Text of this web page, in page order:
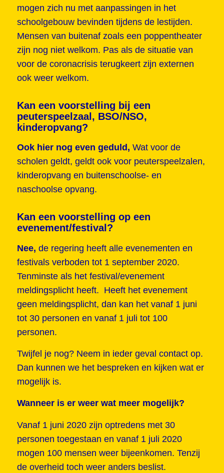
mogen zich nu met aanpassingen in het
schoolgebouw bevinden tijdens de lestijden.
Mensen van buitenaf zoals een poppentheater
zijn nog niet welkom. Pas als de situatie van
voor de coronacrisis terugkeert zijn externen
ook weer welkom.
Kan een voorstelling bij een
peuterspeelzaal, BSO/NSO,
kinderopvang?
Ook hier nog even geduld, Wat voor de
scholen geldt, geldt ook voor peuterspeelzalen,
kinderopvang en buitenschoolse- en
naschoolse opvang.
Kan een voorstelling op een
evenement/festival?
Nee, de regering heeft alle evenementen en
festivals verboden tot 1 september 2020.
Tenminste als het festival/evenement
meldingsplicht heeft. Heeft het evenement
geen meldingsplicht, dan kan het vanaf 1 juni
tot 30 personen en vanaf 1 juli tot 100
personen.
Twijfel je nog? Neem in ieder geval contact op.
Dan kunnen we het bespreken en kijken wat er
mogelijk is.
Wanneer is er weer wat meer mogelijk?
Vanaf 1 juni 2020 zijn optredens met 30
personen toegestaan en vanaf 1 juli 2020
mogen 100 mensen weer bijeenkomen. Tenzij
de overheid toch weer anders beslist.